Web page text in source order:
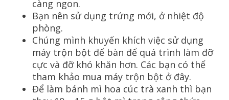
càng ngon.
Bạn nên sử dụng trứng mới, ở nhiệt độ
phòng.
Chúng mình khuyến khích việc sử dụng
máy trộn bột để bàn để quá trình làm đỡ
cực và đỡ khó khăn hơn. Các bạn có thể
tham khảo mua máy trộn bột ở đây.
Để làm bánh mì hoa cúc trà xanh thì bạn